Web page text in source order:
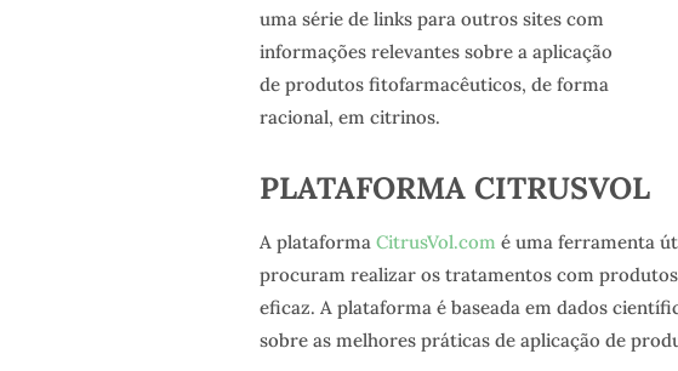
uma série de links para outros sites com
informações relevantes sobre a aplicação
de produtos fitofarmacêuticos, de forma
racional, em citrinos.
PLATAFORMA CITRUSVOL
A plataforma CitrusVol.com é uma ferramenta
procuram realizar os tratamentos com
eficaz. A plataforma é baseada em dados
sobre as melhores práticas de aplicação de